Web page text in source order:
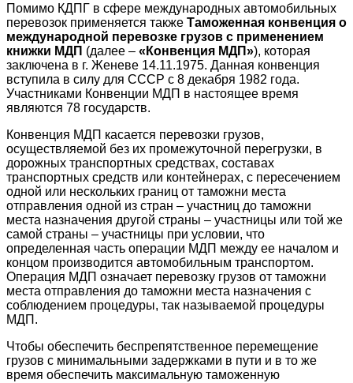
Помимо КДПГ в сфере международных автомобильных
перевозок применяется также Таможенная конвенция о
международной перевозке грузов с применением
книжки МДП (далее – «Конвенция МДП»), которая
заключена в г. Женеве 14.11.1975. Данная конвенция
вступила в силу для СССР с 8 декабря 1982 года.
Участниками Конвенции МДП в настоящее время
являются 78 государств.
Конвенция МДП касается перевозки грузов,
осуществляемой без их промежуточной перегрузки, в
дорожных транспортных средствах, составах
транспортных средств или контейнерах, с пересечением
одной или нескольких границ от таможни места
отправления одной из стран – участниц до таможни
места назначения другой страны – участницы или той же
самой страны – участницы при условии, что
определенная часть операции МДП между ее началом и
концом производится автомобильным транспортом.
Операция МДП означает перевозку грузов от таможни
места отправления до таможни места назначения с
соблюдением процедуры, так называемой процедуры
МДП.
Чтобы обеспечить беспрепятственное перемещение
грузов с минимальными задержками в пути и в то же
время обеспечить максимальную таможенную